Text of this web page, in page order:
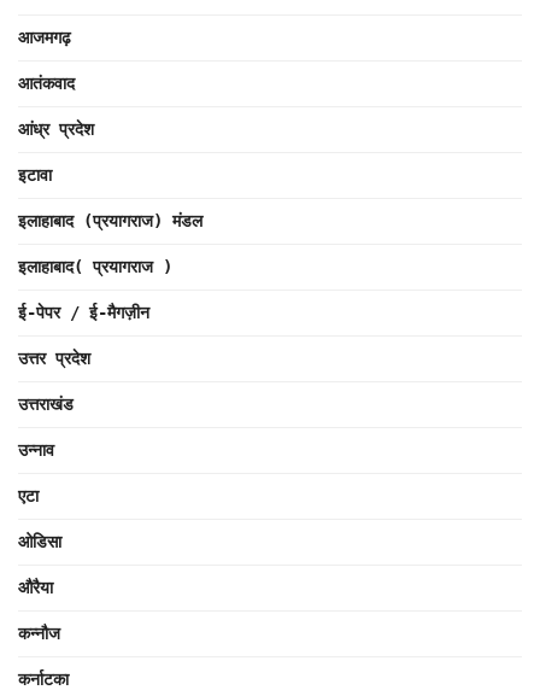
आजमगढ़
आतंकवाद
आंध्र प्रदेश
इटावा
इलाहाबाद (प्रयागराज) मंडल
इलाहाबाद( प्रयागराज )
ई-पेपर / ई-मैगज़ीन
उत्तर प्रदेश
उत्तराखंड
उन्नाव
एटा
ओडिसा
औरैया
कन्नौज
कर्नाटका